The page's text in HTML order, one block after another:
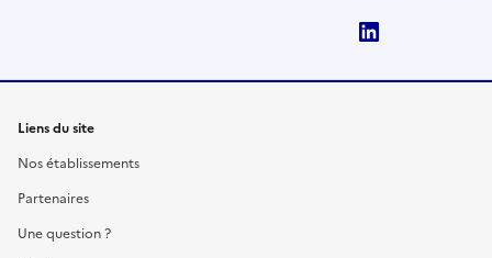
Liens du site
Nos établissements
Partenaires
Une question ?